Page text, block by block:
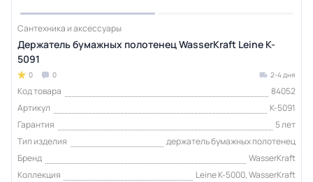
Сантехника и аксессуары
Держатель бумажных полотенец WasserKraft Leine K-
5091
0 0 2-4 дня
Код товара
84052
Артикул
K-5091
Гарантия
5 лет
Тип изделия
держатель бумажных полотенец
Бренд
WasserKraft
Коллекция
Leine K-5000, WasserKraft